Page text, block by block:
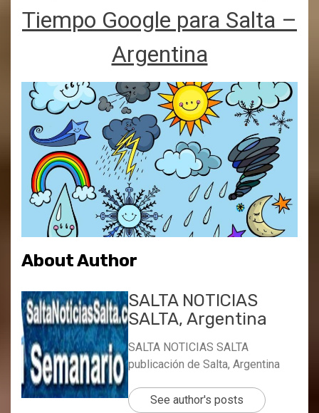
Tiempo Google para Salta –
Argentina
About Author
SALTA NOTICIAS
SALTA, Argentina
SALTA NOTICIAS SALTA
publicación de Salta, Argentina
See author's posts